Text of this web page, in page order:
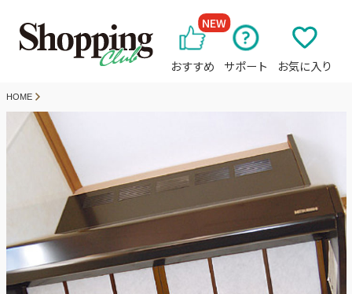
おすすめ
NEW
サポート お気に入り
HOME